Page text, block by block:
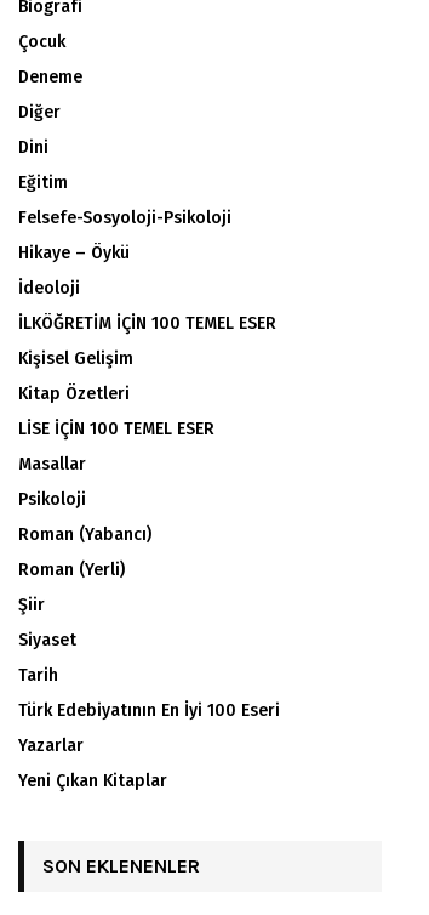
Biografi
Çocuk
Deneme
Diğer
Dini
Eğitim
Felsefe-Sosyoloji-Psikoloji
Hikaye – Öykü
İdeoloji
İLKÖĞRETİM İÇİN 100 TEMEL ESER
Kişisel Gelişim
Kitap Özetleri
LİSE İÇİN 100 TEMEL ESER
Masallar
Psikoloji
Roman (Yabancı)
Roman (Yerli)
Şiir
Siyaset
Tarih
Türk Edebiyatının En İyi 100 Eseri
Yazarlar
Yeni Çıkan Kitaplar
SON EKLENENLER